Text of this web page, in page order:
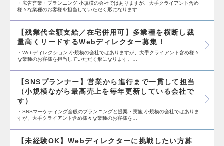
・広告営業・プランニング 小規模の会社ではありますが、大手クライアント含め
様々な業種のお客様を担当していただく形になります…
【残業代全額支給／在宅併用可】多業種を横断し裁
量高くリードするWebディレクター募集！
・Webディレクション 小規模の会社ではありますが、大手クライアント含め様々
な業種のお客様を担当していただく形になります。…
【SNSプランナー】営業から進行まで一貫して担当
（小規模ながら最高売上を毎年更新している会社で
す）
・SNSマーケティング全般のプランニングと提案・実施 小規模の会社ではありま
すが、大手クライアント含め様々な業種のお客様を…
【未経験OK】Webディレクターに挑戦したい方募